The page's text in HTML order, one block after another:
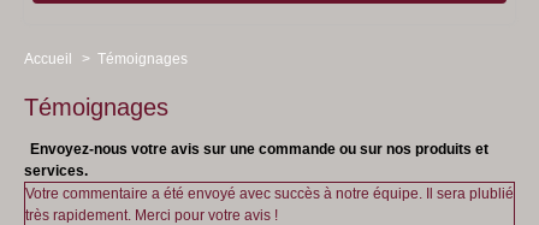
Santé
Nouveautés
Livre d'Or
Accueil > Témoignages
Témoignages
Envoyez-nous votre avis sur une commande ou sur nos produits et
services.
Votre commentaire a été envoyé avec succès à notre équipe. Il sera plublié
très rapidement. Merci pour votre avis !